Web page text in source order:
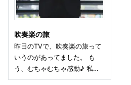
吹奏楽の旅
昨日のTVで、吹奏楽の旅って
いうのがあってました。 も
う、むちゃむちゃ感動♪ 私…